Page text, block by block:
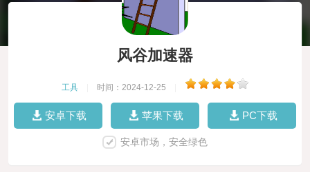
风谷加速器
工具 时间：2024-12-25
安卓下载 苹果下载 PC下载
安卓市场，安全绿色